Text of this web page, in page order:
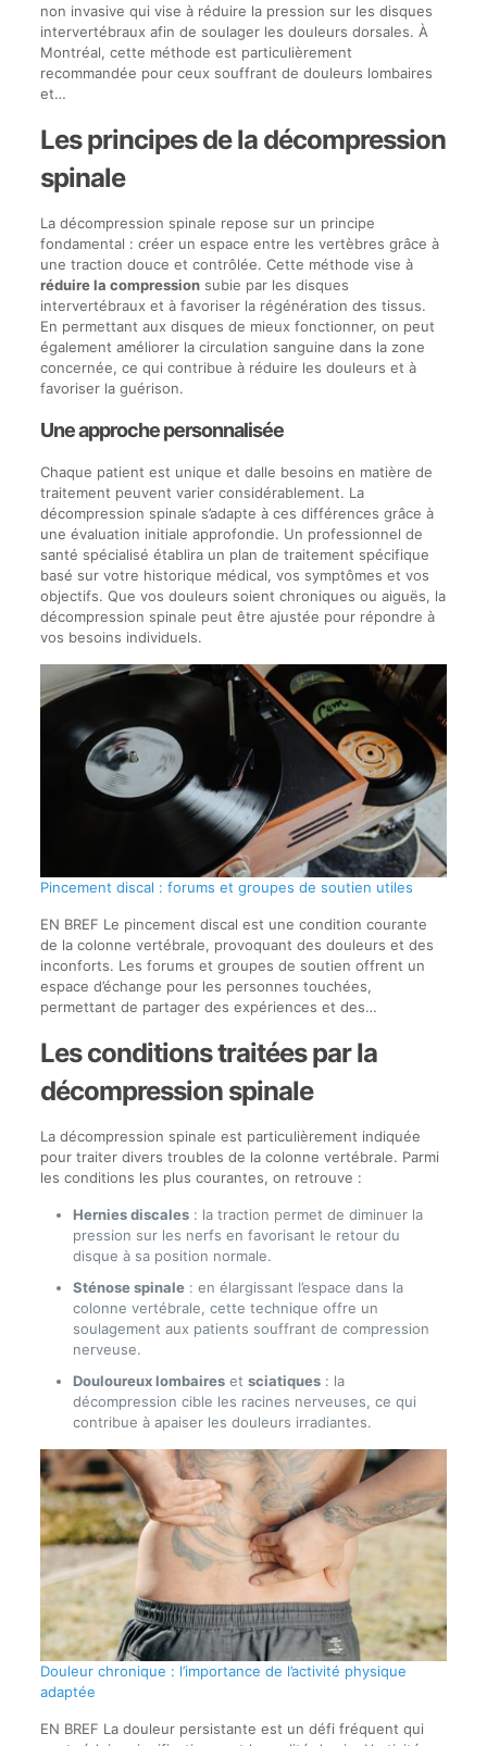
non invasive qui vise à réduire la pression sur les disques
intervertébraux afin de soulager les douleurs dorsales. À
Montréal, cette méthode est particulièrement
recommandée pour ceux souffrant de douleurs lombaires
et…
Les principes de la décompression
spinale
La décompression spinale repose sur un principe
fondamental : créer un espace entre les vertèbres grâce à
une traction douce et contrôlée. Cette méthode vise à
réduire la compressionsubie par les disques
intervertébraux et à favoriser la régénération des tissus.
En permettant aux disques de mieux fonctionner, on peut
également améliorer la circulation sanguine dans la zone
concernée, ce qui contribue à réduire les douleurs et à
favoriser la guérison.
Une approche personnalisée
Chaque patient est unique et dalle besoins en matière de
traitement peuvent varier considérablement. La
décompression spinale s’adapte à ces différences grâce à
une évaluation initiale approfondie. Un professionnel de
santé spécialisé établira un plan de traitement spécifique
basé sur votre historique médical, vos symptômes et vos
objectifs. Que vos douleurs soient chroniques ou aiguës, la
décompression spinale peut être ajustée pour répondre à
vos besoins individuels.
Pincement discal : forums et groupes de soutien utiles
EN BREF Le pincement discal est une condition courante
de la colonne vertébrale, provoquant des douleurs et des
inconforts. Les forums et groupes de soutien offrent un
espace d’échange pour les personnes touchées,
permettant de partager des expériences et des…
Les conditions traitées par la
décompression spinale
La décompression spinale est particulièrement indiquée
pour traiter divers troubles de la colonne vertébrale. Parmi
les conditions les plus courantes, on retrouve :
Hernies discales: la traction permet de diminuer la
pression sur les nerfs en favorisant le retour du
disque à sa position normale.
Sténose spinale: en élargissant l’espace dans la
colonne vertébrale, cette technique offre un
soulagement aux patients souffrant de compression
nerveuse.
Douloureux lombaireset sciatiques: la
décompression cible les racines nerveuses, ce qui
contribue à apaiser les douleurs irradiantes.
Douleur chronique : l’importance de l’activité physique
adaptée
EN BREF La douleur persistante est un défi fréquent qui